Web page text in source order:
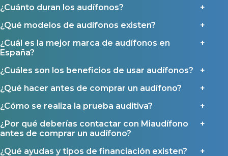
¿Cuánto duran los audífonos?
¿Qué modelos de audífonos existen?
¿Cuál es la mejor marca de audífonos en
España?
¿Cuáles son los beneficios de usar audífonos?
¿Qué hacer antes de comprar un audífono?
¿Cómo se realiza la prueba auditiva?
¿Por qué deberías contactar con Miaudífono
antes de comprar un audífono?
¿Qué ayudas y tipos de financiación existen?
Contacto